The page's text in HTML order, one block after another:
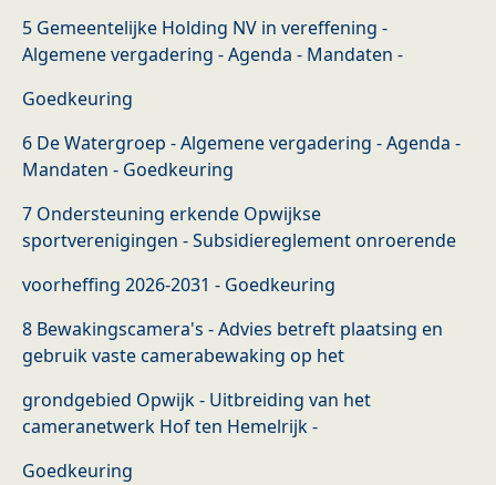
5 Gemeentelijke Holding NV in vereffening -
Algemene vergadering - Agenda - Mandaten -
Goedkeuring
6 De Watergroep - Algemene vergadering - Agenda -
Mandaten - Goedkeuring
7 Ondersteuning erkende Opwijkse
sportverenigingen - Subsidiereglement onroerende
voorheffing 2026-2031 - Goedkeuring
8 Bewakingscamera's - Advies betreft plaatsing en
gebruik vaste camerabewaking op het
grondgebied Opwijk - Uitbreiding van het
cameranetwerk Hof ten Hemelrijk -
Goedkeuring